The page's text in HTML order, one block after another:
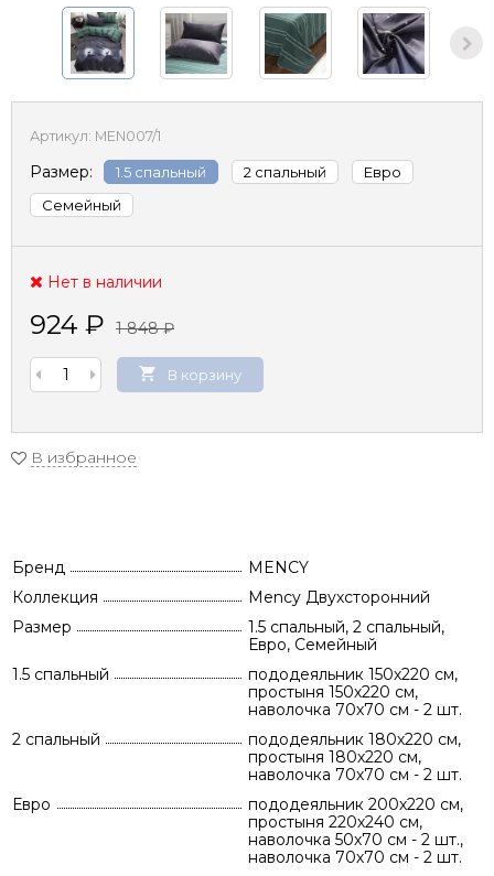
Артикул: MEN007/1
Размер: 1.5 спальный 2 спальный
Евро
Семейный
Нет в наличии
924 ₽ 1 848₽
В корзину
В избранное
Бренд
MENCY
Коллекция
Mency Двухсторонний
Размер
1.5 спальный, 2 спальный,
Евро, Семейный
1.5 спальный
пододеяльник 150х220 см,
простыня 150х220 см,
наволочка 70х70 см - 2 шт.
2 спальный
пододеяльник 180х220 см,
простыня 180х220 см,
наволочка 70х70 см - 2 шт.
Евро
пододеяльник 200х220 см,
простыня 220х240 см,
наволочка 50х70 см - 2 шт.,
наволочка 70х70 см - 2 шт.